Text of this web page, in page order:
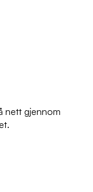
nett gjennom